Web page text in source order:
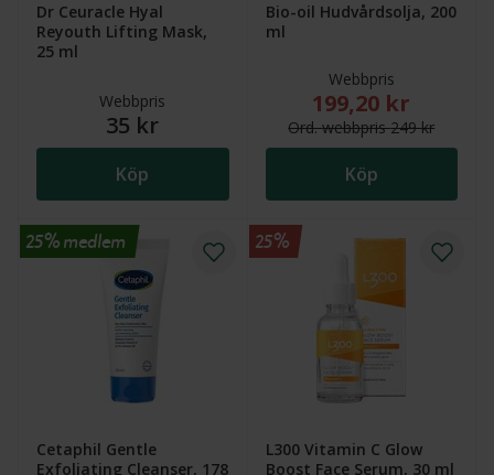
Dr Ceuracle Hyal
Reyouth Lifting Mask,
25 ml
Webbpris
35 kr
Köp
Bio-oil Hudvårdsolja, 200
ml
Webbpris
Nytt reducerat
199,20 kr
Ord.webbpris249 kr
Köp
Cetaphil Gentle
Exfoliating Cleanser, 178
25% medlem
L300 Vitamin C Glow
Boost Face Serum, 30 ml
25%